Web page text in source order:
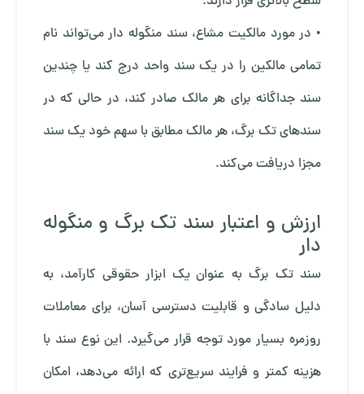
• در مورد مالکیت مشاع، سند منگوله دار می‌تواند نام
تمامی مالکین را در یک سند واحد درج کند یا چندین
سند جداگانه برای هر مالک صادر کند، در حالی که در
سندهای تک برگ، هر مالک مطابق با سهم خود یک سند
مجزا دریافت می‌کند.
ارزش و اعتبار سند تک برگ و منگوله
دار
سند تک برگ به عنوان یک ابزار حقوقی کارآمد، به
دلیل سادگی و قابلیت دسترسی آسان، برای معاملات
روزمره بسیار مورد توجه قرار می‌گیرد. این نوع سند با
هزینه کمتر و فرایند سریع‌تری که ارائه می‌دهد، امکان